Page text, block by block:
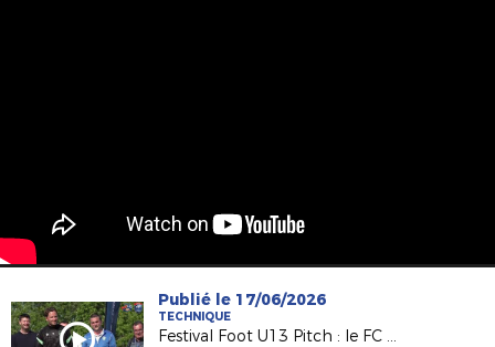
Publié le 17/06/2026
TECHNIQUE
Festival Foot U13 Pitch : le FC Chalonnes Chaudefonds club support à l'organisation